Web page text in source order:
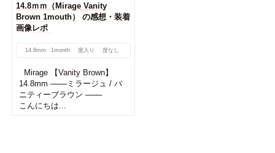
14.8ｍｍ（Mirage Vanity
Brown 1mouth） の感想・装着
画像レポ
14.8mm 1month 度入り 度なし
Mirage 【Vanity Brown】
14.8mm ───ミラージュ / バ
ニティーブラウン ───
こんにちは...